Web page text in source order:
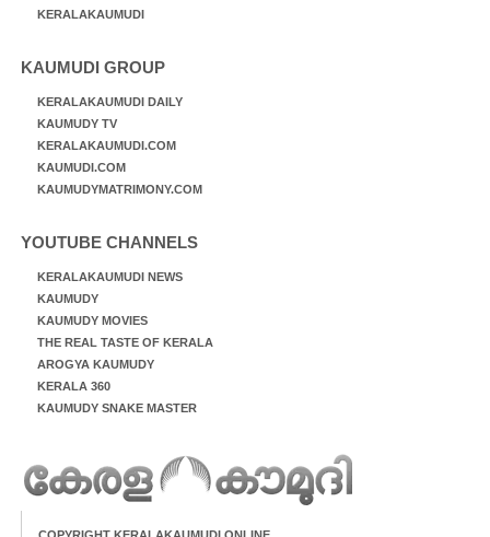
KERALAKAUMUDI
KAUMUDI GROUP
KERALAKAUMUDI DAILY
KAUMUDY TV
KERALAKAUMUDI.COM
KAUMUDI.COM
KAUMUDYMATRIMONY.COM
YOUTUBE CHANNELS
KERALAKAUMUDI NEWS
KAUMUDY
KAUMUDY MOVIES
THE REAL TASTE OF KERALA
AROGYA KAUMUDY
KERALA 360
KAUMUDY SNAKE MASTER